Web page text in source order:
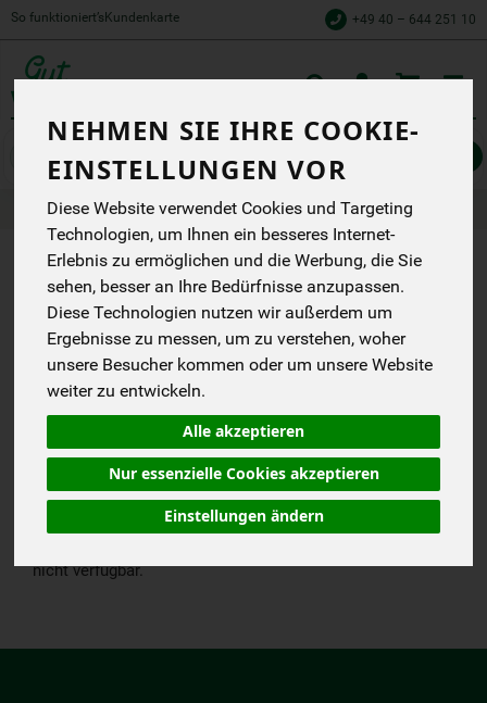
NEHMEN SIE IHRE COOKIE-
EINSTELLUNGEN VOR
Diese Website verwendet Cookies und Targeting
Technologien, um Ihnen ein besseres Internet-
Erlebnis zu ermöglichen und die Werbung, die Sie
sehen, besser an Ihre Bedürfnisse anzupassen.
Diese Technologien nutzen wir außerdem um
Ergebnisse zu messen, um zu verstehen, woher
unsere Besucher kommen oder um unsere Website
weiter zu entwickeln.
Alle akzeptieren
Nur essenzielle Cookies akzeptieren
Einstellungen ändern
So funktioniert’s Kundenkarte +49 40 – 644 251 10
Produkte Gemüse Zwiebelgemüse, Kohl & Rüben
PRODUKT
"STECKRÜBE
CA 1 KG
REGIONAL"
NICHT
VERFÜGBAR.
Das von Dir gesuchte
nicht verfügbar.
cart